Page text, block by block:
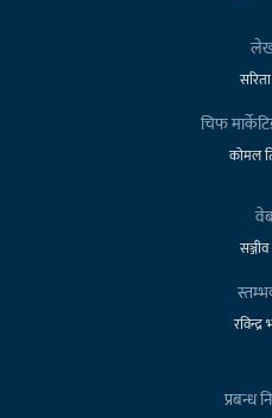
सरिता
चिफ
कोमल
सञ्जीव
रविन्द्र
प्रबन्ध